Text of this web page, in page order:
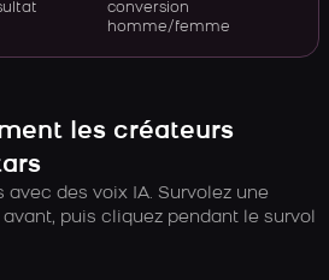
conversion
homme/femme
les créateurs
avec des voix IA. Survolez une
puis cliquez pendant le survol